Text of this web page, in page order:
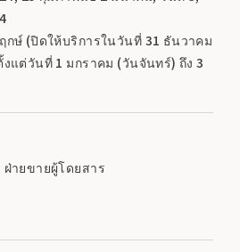
ษ์ (ปิดให้บริการในวันที่ 31 ธันวาคม
แต่วันที่ 1 มกราคม (วันจันทร์) ถึง 3
ายขายผู้โดยสาร